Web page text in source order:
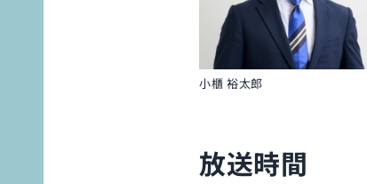
小櫃 裕太郎
放送時間